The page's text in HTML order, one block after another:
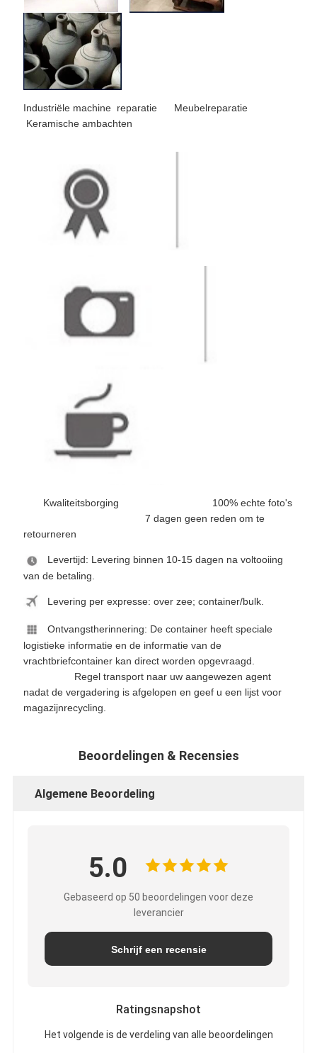
Industriële machine reparatie Meubelreparatie
Keramische ambachten
Kwaliteitsborging 100% echte foto's
7 dagen geen reden om te
retourneren
Levertijd: Levering binnen 10-15 dagen na voltooiing
van de betaling.
Levering per expresse: over zee; container/bulk.
Ontvangstherinnering: De container heeft speciale
logistieke informatie en de informatie van de
vrachtbriefcontainer kan direct worden opgevraagd.
Regel transport naar uw aangewezen agent
nadat de vergadering is afgelopen en geef u een lijst voor
magazijnrecycling.
Beoordelingen & Recensies
Algemene Beoordeling
5.0
Gebaseerd op 50 beoordelingen voor deze
leverancier
Schrijf een recensie
Ratingsnapshot
Het volgende is de verdeling van alle beoordelingen